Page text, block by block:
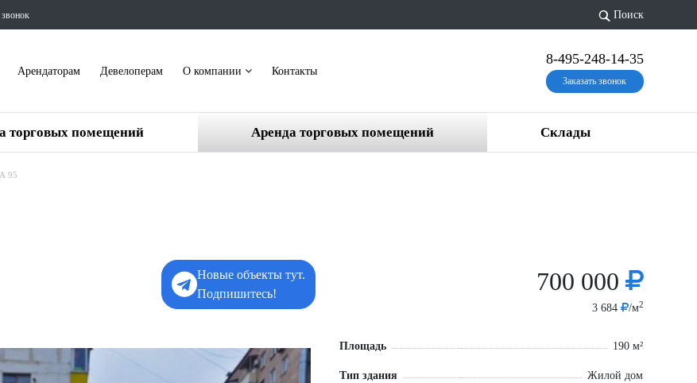
звонок Поиск
Арендаторам Девелоперам О компании Контакты
8-495-248-14-35
Заказать звонок
торговых помещений Аренда торговых помещений Склады
95
Новые объекты тут.
Подпишитесь!
700 000
3 684 /м2
Площадь 190 м²
Тип здания Жилой дом